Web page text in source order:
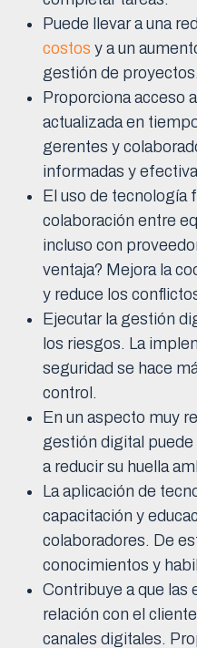
Puede llevar a una
costos y a un
gestión de proyectos.
Proporciona acceso
actualizada en
gerentes y
informadas y
El uso de tecnología
colaboración entre
incluso con
ventaja? Mejora la
y reduce los
Ejecutar la gestión
los riesgos. La
seguridad se hace
control.
En un aspecto muy
gestión digital puede
a reducir su huella
La aplicación de
capacitación y
colaboradores. De
conocimientos y
Contribuye a que las
relación con el
canales digitales.